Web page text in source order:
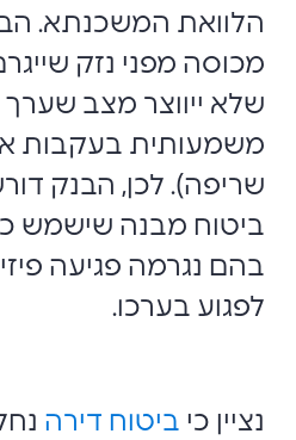
הלוואת המשכנתא.
מכוסה מפני נזק
שלא ייווצר מצב שערך
משמעותית בעקבות
שריפה). לכן, הבנק
ביטוח מבנה שישמש
בהם נגרמה פגיעה
לפגוע בערכו.
נציין כי ביטוח דירה